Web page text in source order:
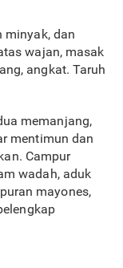
minyak, dan
wajan, masak
angkat. Taruh
memanjang,
mentimun dan
Campur
wadah, aduk
mayones,